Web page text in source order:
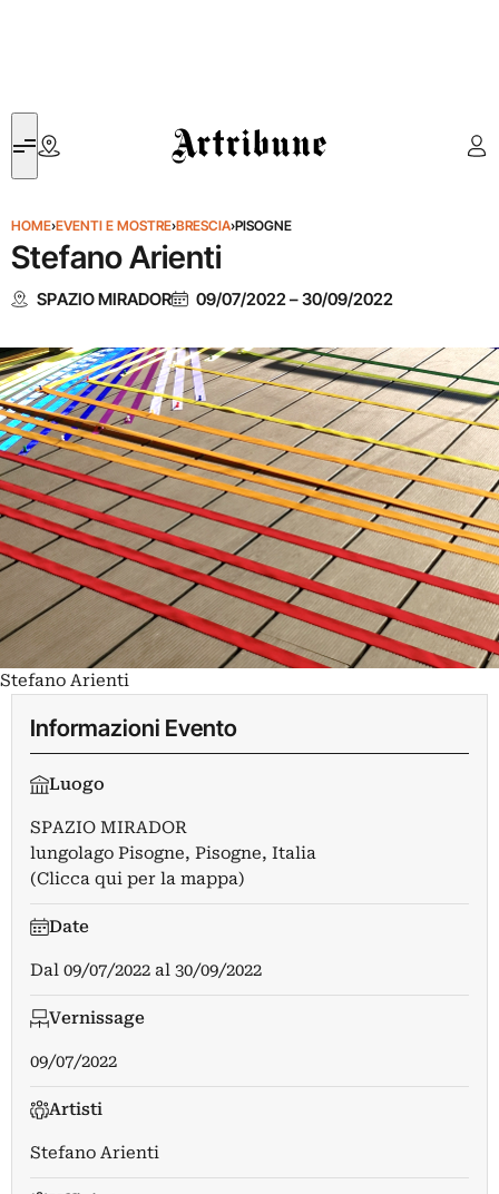
Artribune
HOME›EVENTI E MOSTRE›BRESCIA›PISOGNE
Stefano Arienti
SPAZIO MIRADOR 09/07/2022–30/09/2022
Stefano Arienti
Informazioni Evento
Luogo
SPAZIO MIRADOR
lungolago Pisogne, Pisogne, Italia
(Clicca qui per la mappa)
Date
Dal 09/07/2022 al 30/09/2022
Vernissage
09/07/2022
Artisti
Stefano Arienti